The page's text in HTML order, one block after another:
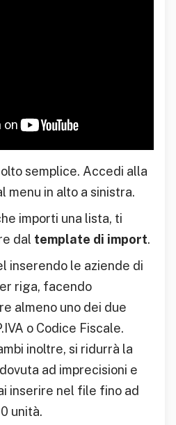
semplice. Accedi alla
menu in alto a sinistra.
importi una lista, ti
dal template di import.
inserendo le aziende di
riga, facendo
almeno uno dei due
o Codice Fiscale.
inoltre, si ridurrà la
ad imprecisioni e
inserire nel file fino ad
unità.